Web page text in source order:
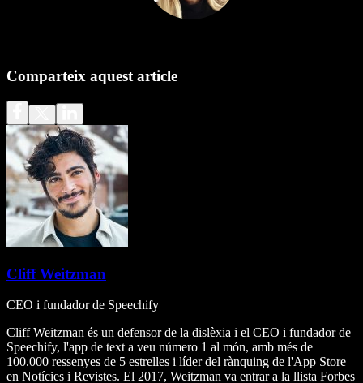
Comparteix aquest article
Cliff Weitzman
CEO i fundador de Speechify
Cliff Weitzman és un defensor de la dislèxia i el CEO i fundador de
Speechify, l'app de text a veu número 1 al món, amb més de
100.000 ressenyes de 5 estrelles i líder del rànquing de l'App Store
en Notícies i Revistes. El 2017, Weitzman va entrar a la llista Forbes